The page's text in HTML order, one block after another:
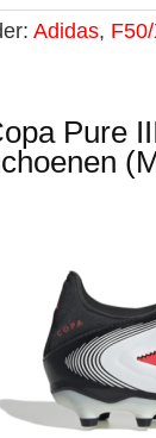
Adidas,
Pure